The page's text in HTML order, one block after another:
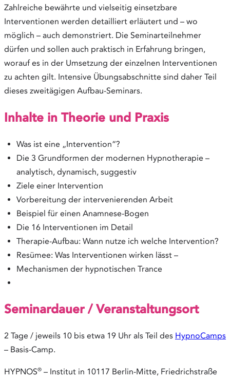
Zahlreiche bewährte und vielseitig einsetzbare
Interventionen werden detailliert erläutert und – wo
möglich – auch demonstriert. Die Seminarteilnehmer
dürfen und sollen auch praktisch in Erfahrung bringen,
worauf es in der Umsetzung der einzelnen Interventionen
zu achten gilt. Intensive Übungsabschnitte sind daher Teil
dieses zweitägigen Aufbau-Seminars.
Inhalte in Theorie und Praxis
Was ist eine „Intervention“?
Die 3 Grundformen der modernen Hypnotherapie –
analytisch, dynamisch, suggestiv
Ziele einer Intervention
Vorbereitung der intervenierenden Arbeit
Beispiel für einen Anamnese-Bogen
Die 16 Interventionen im Detail
Therapie-Aufbau: Wann nutze ich welche Intervention?
Resümee: Was Interventionen wirken lässt –
Mechanismen der hypnotischen Trance
Seminardauer / Veranstaltungsort
2 Tage / jeweils 10 bis etwa 19 Uhr als Teil des HypnoCamps
– Basis-Camp.
HYPNOS® – Institut in 10117 Berlin-Mitte, Friedrichstraße